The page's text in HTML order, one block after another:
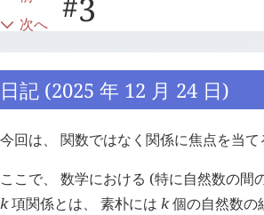
3
次へ
日記 (2025 年 12 月 24 日)
今回は、 関数ではなく関係に焦点を当て
ここで、 数学における (特に自然数の
k項関係とは、 素朴には k個の自然数の